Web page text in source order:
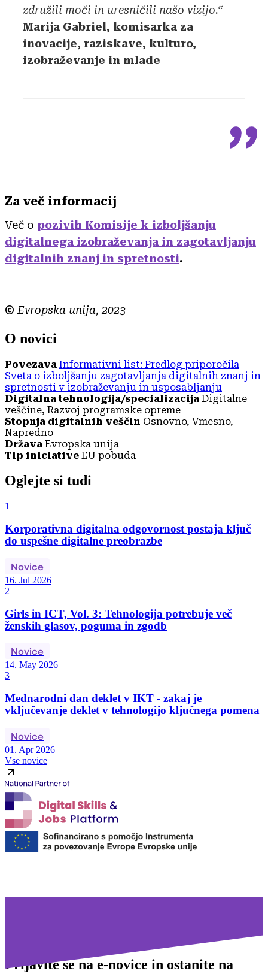
združili moči in uresničili našo vizijo.“
Marija Gabriel, komisarka za
inovacije, raziskave, kulturo,
izobraževanje in mlade
Za več informacij
Več o pozivih Komisije k izboljšanju
digitalnega izobraževanja in zagotavljanju
digitalnih znanj in spretnosti.
© Evropska unija, 2023
O novici
Povezava Informativni list: Predlog priporočila
Sveta o izboljšanju zagotavljanja digitalnih znanj in
spretnosti v izobraževanju in usposabljanju
Digitalna tehnologija/specializacija Digitalne
veščine, Razvoj programske opreme
Stopnja digitalnih veščin Osnovno, Vmesno,
Napredno
Država Evropska unija
Tip iniciative EU pobuda
Oglejte si tudi
1
Korporativna digitalna odgovornost postaja ključ
do uspešne digitalne preobrazbe
Novice
16. Jul 2026
2
Girls in ICT, Vol. 3: Tehnologija potrebuje več
ženskih glasov, poguma in zgodb
Novice
14. May 2026
3
Mednarodni dan deklet v IKT - zakaj je
vključevanje deklet v tehnologijo ključnega pomena
Novice
01. Apr 2026
Vse novice
Prijavite se na e-novice in ostanite na